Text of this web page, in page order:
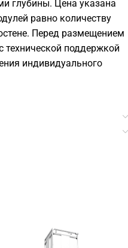
глубины. Цена указана
равно количеству
Перед размещением
технической поддержкой
индивидуального